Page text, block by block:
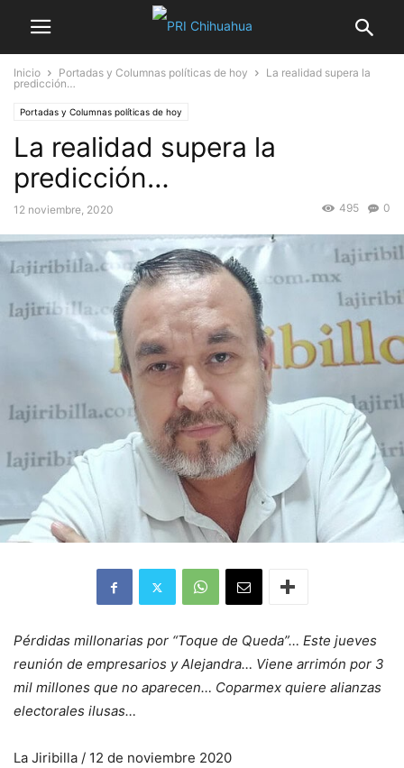
Inicio Portadas y Columnas políticas de hoy
La realidad supera la
predicción…
Portadas y Columnas políticas de hoy
La realidad supera la
predicción…
12 noviembre, 2020 0
495
Pérdidas millonarias por “Toque de Queda”… Este jueves
reunión de empresarios y Alejandra… Viene arrimón por 3
mil millones que no aparecen… Coparmex quiere alianzas
electorales ilusas…
La Jiribilla / 12 de noviembre 2020